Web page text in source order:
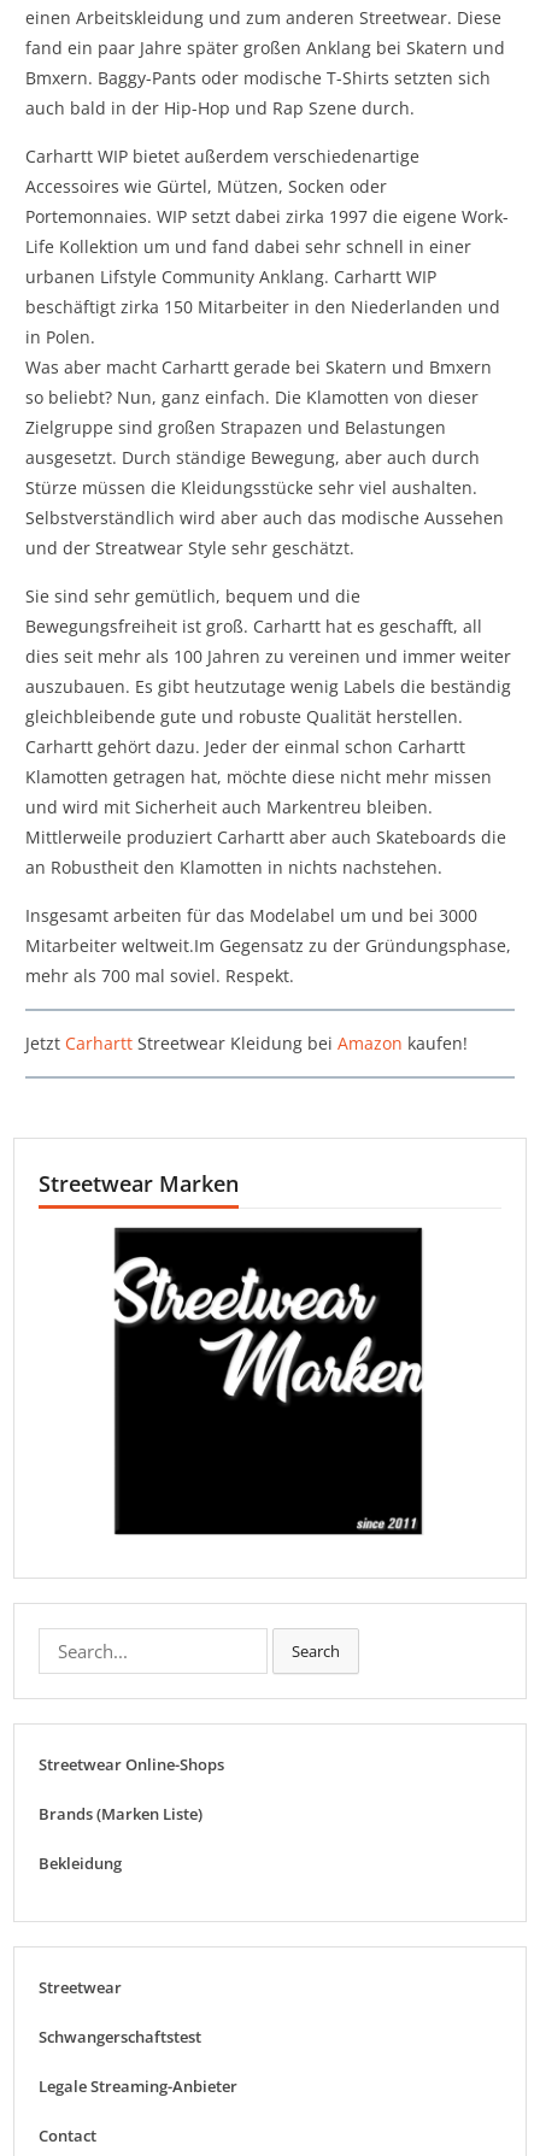
einen Arbeitskleidung und zum anderen Streetwear. Diese
fand ein paar Jahre später großen Anklang bei Skatern und
Bmxern. Baggy-Pants oder modische T-Shirts setzten sich
auch bald in der Hip-Hop und Rap Szene durch.
Carhartt WIP bietet außerdem verschiedenartige
Accessoires wie Gürtel, Mützen, Socken oder
Portemonnaies. WIP setzt dabei zirka 1997 die eigene Work-
Life Kollektion um und fand dabei sehr schnell in einer
urbanen Lifstyle Community Anklang. Carhartt WIP
beschäftigt zirka 150 Mitarbeiter in den Niederlanden und
in Polen.
Was aber macht Carhartt gerade bei Skatern und Bmxern
so beliebt? Nun, ganz einfach. Die Klamotten von dieser
Zielgruppe sind großen Strapazen und Belastungen
ausgesetzt. Durch ständige Bewegung, aber auch durch
Stürze müssen die Kleidungsstücke sehr viel aushalten.
Selbstverständlich wird aber auch das modische Aussehen
und der Streatwear Style sehr geschätzt.
Sie sind sehr gemütlich, bequem und die
Bewegungsfreiheit ist groß. Carhartt hat es geschafft, all
dies seit mehr als 100 Jahren zu vereinen und immer weiter
auszubauen. Es gibt heutzutage wenig Labels die beständig
gleichbleibende gute und robuste Qualität herstellen.
Carhartt gehört dazu. Jeder der einmal schon Carhartt
Klamotten getragen hat, möchte diese nicht mehr missen
und wird mit Sicherheit auch Markentreu bleiben.
Mittlerweile produziert Carhartt aber auch Skateboards die
an Robustheit den Klamotten in nichts nachstehen.
Insgesamt arbeiten für das Modelabel um und bei 3000
Mitarbeiter weltweit.Im Gegensatz zu der Gründungsphase,
mehr als 700 mal soviel. Respekt.
JetztCarhartt Streetwear Kleidung beiAmazon kaufen!
Streetwear Marken
Search
for:
Search
Streetwear Online-Shops
Brands (Marken Liste)
Bekleidung
Streetwear
Schwangerschaftstest
Legale Streaming-Anbieter
Contact